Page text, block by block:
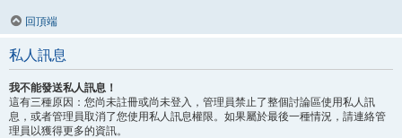
回頂端
私人訊息
我不能發送私人訊息！
這有三種原因：您尚未註冊或尚未登入，管理員禁止了整個討論區使用私人訊
息，或者管理員取消了您使用私人訊息權限。如果屬於最後一種情況，請連絡管
理員以獲得更多的資訊。